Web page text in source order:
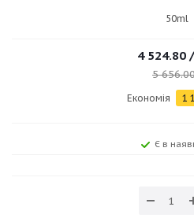
50ml
4 524.80
5
Економія 1
Є в